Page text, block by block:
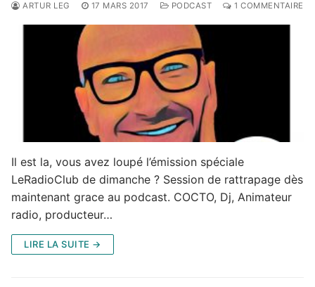
ARTUR LEG 17 MARS 2017 PODCAST 1 COMMENTAIRE
Il est la, vous avez loupé l’émission spéciale
LeRadioClub de dimanche ? Session de rattrapage dès
maintenant grace au podcast. COCTO, Dj, Animateur
radio, producteur…
LIRE LA SUITE →